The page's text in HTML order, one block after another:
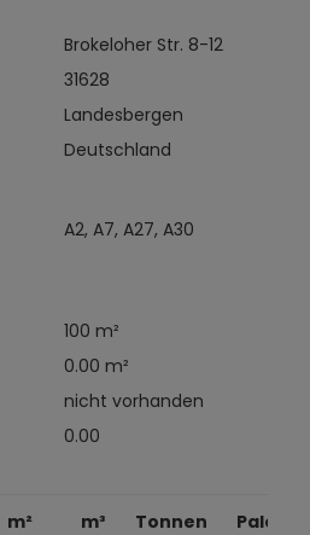
Brokeloher Str. 8-12
31628
Landesbergen
Deutschland
A2, A7, A27, A30
100 m²
0.00 m²
nicht vorhanden
0.00
m² m³ Tonnen